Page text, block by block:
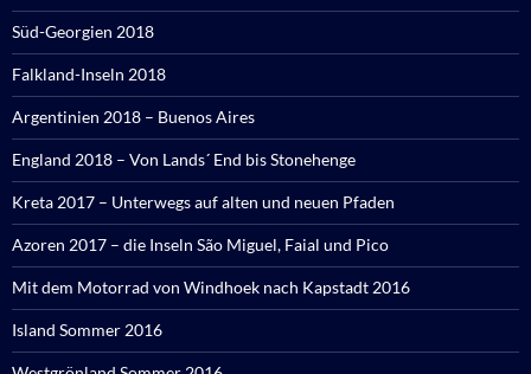
Süd-Georgien 2018
Falkland-Inseln 2018
Argentinien 2018 – Buenos Aires
England 2018 – Von Lands´ End bis Stonehenge
Kreta 2017 – Unterwegs auf alten und neuen Pfaden
Azoren 2017 – die Inseln São Miguel, Faial und Pico
Mit dem Motorrad von Windhoek nach Kapstadt 2016
Island Sommer 2016